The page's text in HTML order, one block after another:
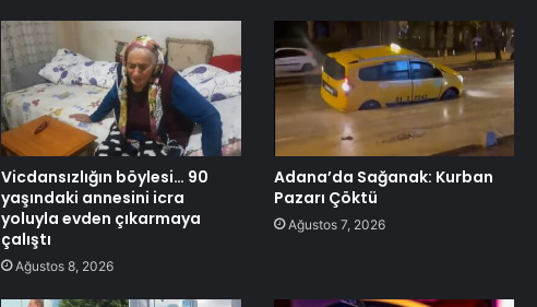
Vicdansızlığın böylesi… 90
yaşındaki annesini icra
yoluyla evden çıkarmaya
çalıştı
Ağustos 8, 2026
Adana’da Sağanak: Kurban
Pazarı Çöktü
Ağustos 7, 2026